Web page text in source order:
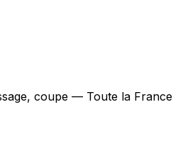
coupe — Toute la France